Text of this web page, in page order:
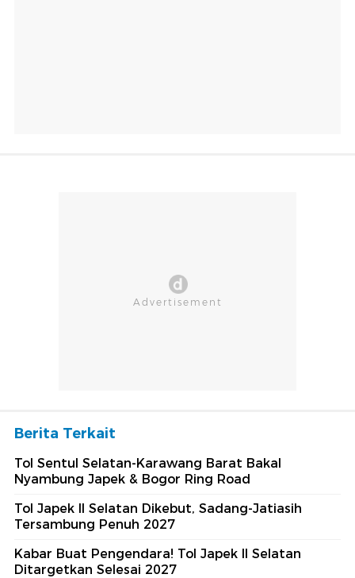
Berita Terkait
Tol Sentul Selatan-Karawang Barat Bakal
Nyambung Japek & Bogor Ring Road
Tol Japek II Selatan Dikebut, Sadang-Jatiasih
Tersambung Penuh 2027
Kabar Buat Pengendara! Tol Japek II Selatan
Ditargetkan Selesai 2027